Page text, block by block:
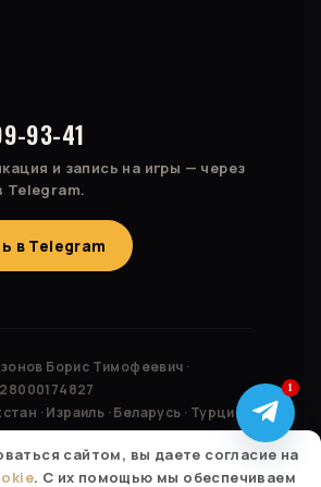
93-41
и запись на игры — через
Telegram.
в Telegram
Борис Тимофеевич ·
· Израиль · Беларусь · Турция ·
сайтом, вы даете согласие на
. С их помощью мы обеспечиваем
1